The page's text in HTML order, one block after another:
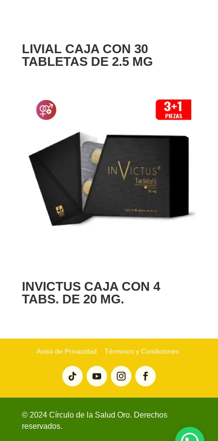
LIVIAL CAJA CON 30
TABLETAS DE 2.5 MG
INVICTUS CAJA CON 4
TABS. DE 20 MG.
Aviso de Privacidad Términos y Condiciones
© 2024 Círculo de la Salud Oro. Derechos
reservados.